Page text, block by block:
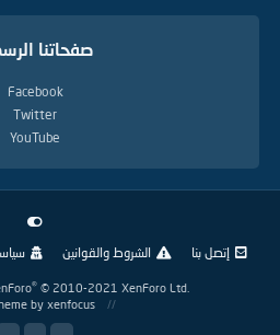
صفحاتنا
Facebook
Twitter
YouTube
إتصل بنا الشروط والقوانين
® © 2010-2021 XenForo Ltd.
by xenfocus